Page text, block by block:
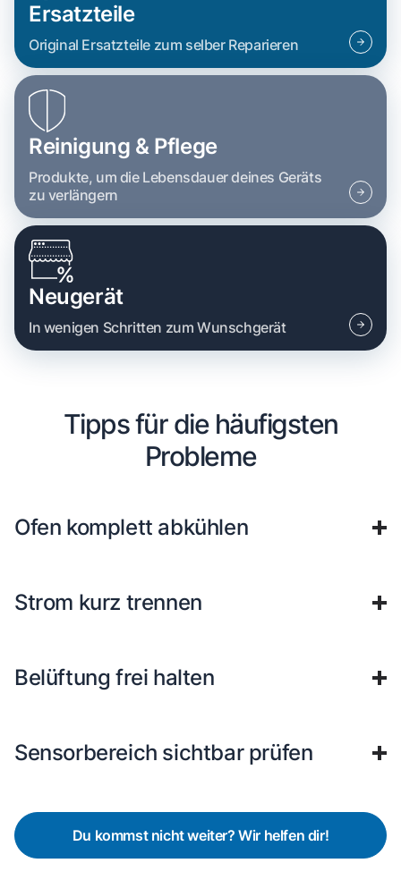
Ersatzteile
Original Ersatzteile zum selber Reparieren
Reinigung & Pflege
Produkte, um die Lebensdauer deines Geräts
zu verlängern
Neugerät
In wenigen Schritten zum Wunschgerät
Tipps für die häufigsten
Probleme
Ofen komplett abkühlen
Strom kurz trennen
Belüftung frei halten
Sensorbereich sichtbar prüfen
Du kommst nicht weiter? Wir helfen dir!